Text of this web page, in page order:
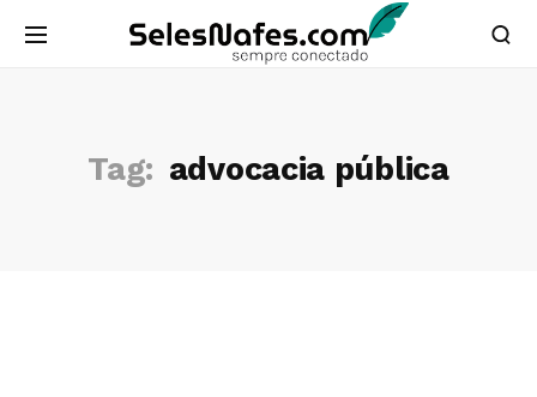
Tag: advocacia pública